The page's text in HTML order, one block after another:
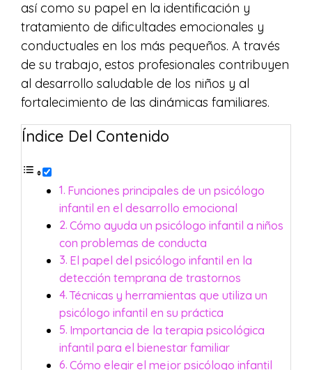
así como su papel en la identificación y
tratamiento de dificultades emocionales y
conductuales en los más pequeños. A través
de su trabajo, estos profesionales contribuyen
al desarrollo saludable de los niños y al
fortalecimiento de las dinámicas familiares.
Índice Del Contenido
Funciones principales de un psicólogo
infantil en el desarrollo emocional
Cómo ayuda un psicólogo infantil a niños
con problemas de conducta
El papel del psicólogo infantil en la
detección temprana de trastornos
Técnicas y herramientas que utiliza un
psicólogo infantil en su práctica
Importancia de la terapia psicológica
infantil para el bienestar familiar
Cómo elegir el mejor psicólogo infantil